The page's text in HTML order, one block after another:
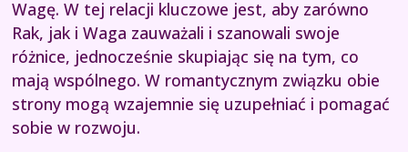
Wagę. W tej relacji kluczowe jest, aby zarówno
Rak, jak i Waga zauważali i szanowali swoje
różnice, jednocześnie skupiając się na tym, co
mają wspólnego. W romantycznym związku obie
strony mogą wzajemnie się uzupełniać i pomagać
sobie w rozwoju.